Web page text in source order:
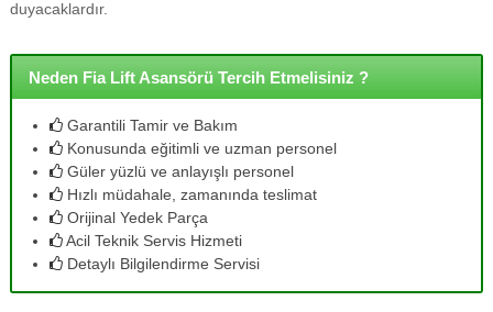
duyacaklardır.
Neden Fia Lift Asansörü Tercih Etmelisiniz ?
Garantili Tamir ve Bakım
Konusunda eğitimli ve uzman personel
Güler yüzlü ve anlayışlı personel
Hızlı müdahale, zamanında teslimat
Orijinal Yedek Parça
Acil Teknik Servis Hizmeti
Detaylı Bilgilendirme Servisi